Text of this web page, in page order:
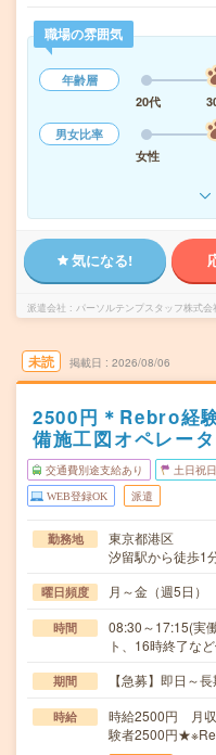
職場の雰囲気
年齢層
20代
男女比率
女性
気になる!
派遣会社 パーソルテンプスタッフ株式
未読 掲載日 2026/08/06
2500円＊Rebro経
備施工図オペレー
交通費別途支給あり 土日祝
WEB登録OK 派遣
勤務地
東京都港区
汐留駅から徒歩1
曜日頻度 月～金（週5日）
時間
08:30～17:15(実
ト、16時終了な
期間 【急募】即日～
時給
時給2500円 月
験者2500円